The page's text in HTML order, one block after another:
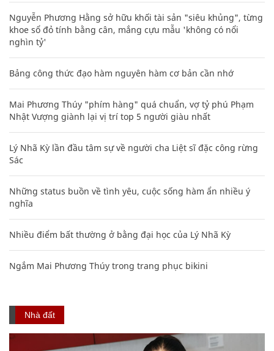
Nguyễn Phương Hằng sở hữu khối tài sản "siêu khủng", từng
khoe sổ đỏ tính bằng cân, mắng cựu mẫu 'không có nổi
nghìn tỷ'
Bảng công thức đạo hàm nguyên hàm cơ bản cần nhớ
Mai Phương Thúy "phím hàng" quá chuẩn, vợ tỷ phú Phạm
Nhật Vượng giành lại vị trí top 5 người giàu nhất
Lý Nhã Kỳ lần đầu tâm sự về người cha Liệt sĩ đặc công rừng
Sác
Những status buồn về tình yêu, cuộc sống hàm ẩn nhiều ý
nghĩa
Nhiều điểm bất thường ở bằng đại học của Lý Nhã Kỳ
Ngắm Mai Phương Thúy trong trang phục bikini
Nhà đất